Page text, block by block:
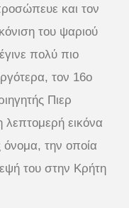
και τον
του ψαριού
πολύ πιο
τον 16ο
Πιερ
εικόνα
όνομα, την οποία
του στην Κρήτη